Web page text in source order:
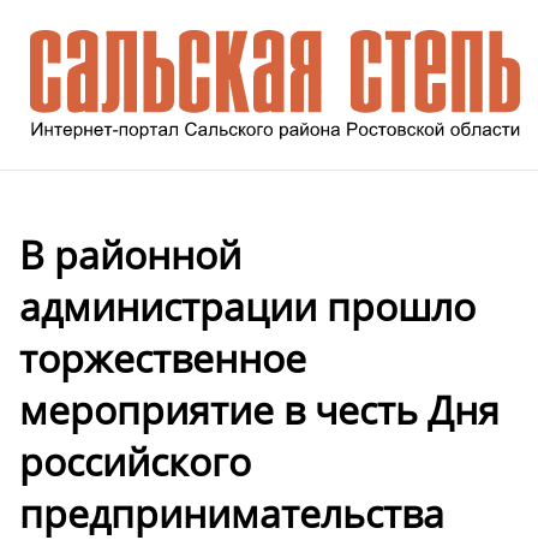
В районной
администрации прошло
торжественное
мероприятие в честь Дня
российского
предпринимательства